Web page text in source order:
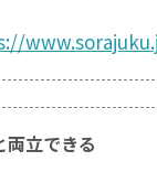
両立できる